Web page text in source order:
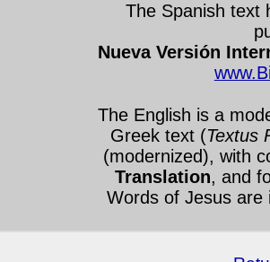
The Spanish text
Nueva Versión
The English is a
Greek text (Textus
(modernized), with
Translation, and
Words of Jesus are